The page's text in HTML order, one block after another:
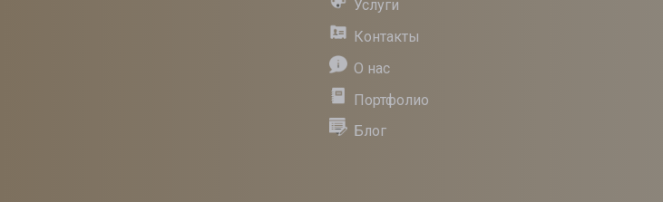
Услуги
Контакты
О нас
Портфолио
Блог